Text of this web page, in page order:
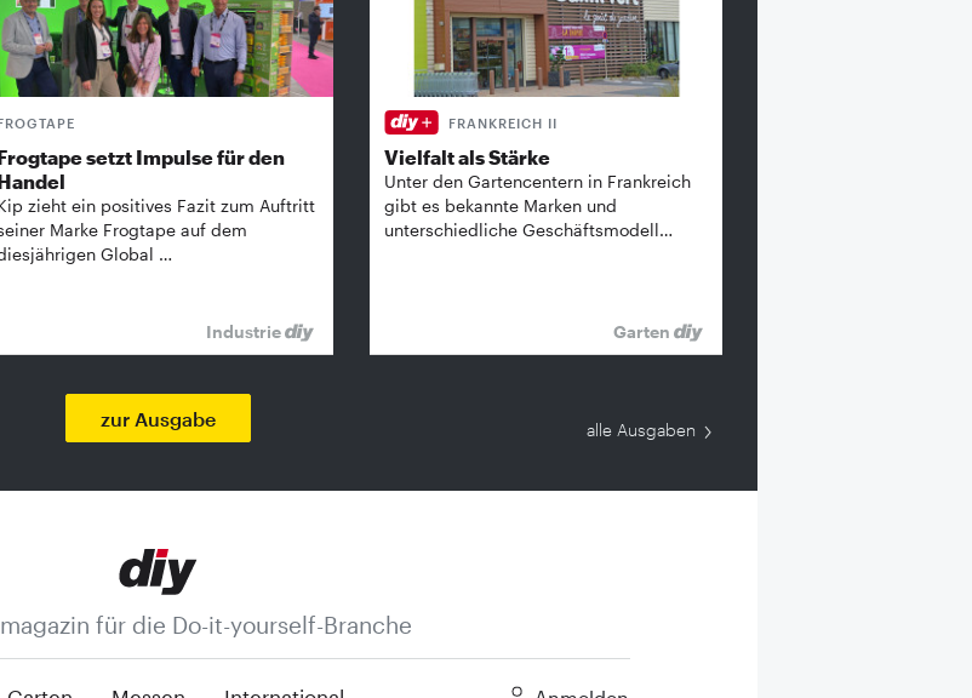
setzt Impulse für den
zieht ein positives Fazit zum Auftritt
Marke Frogtape auf dem
Global …
Industrie
FRANKREICH II
Vielfalt als Stärke
Unter den Gartencentern in Frankreich
gibt es bekannte ­Marken und
unterschiedliche Geschäftsmodell…
Garten
zur Ausgabe
alle Ausgaben
für die Do-it-yourself-Branche